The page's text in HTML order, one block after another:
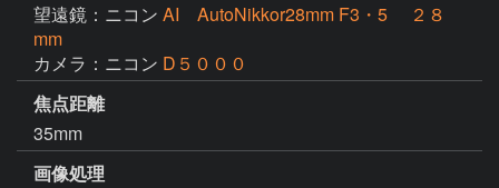
望遠鏡：ニコン AI AutoNikkor28mm F3・5 ２８
mm
カメラ：ニコン D５０００
焦点距離
35mm
画像処理